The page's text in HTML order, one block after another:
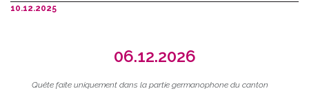
10.12.2025
06.12.2026
Quête faite uniquement dans la partie germanophone du canton